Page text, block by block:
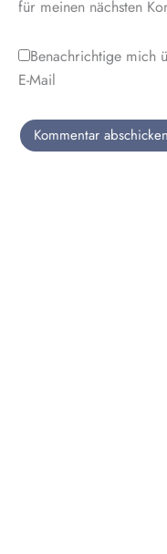
für meinen nächsten
Benachrichtige mich
E-Mail